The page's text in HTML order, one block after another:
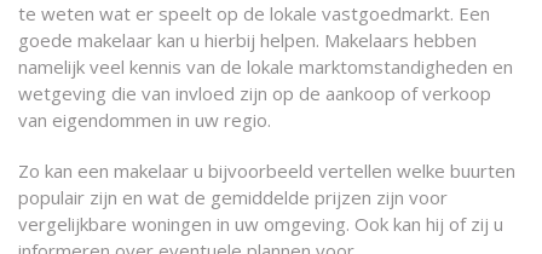
te weten wat er speelt op de lokale vastgoedmarkt. Een
goede makelaar kan u hierbij helpen. Makelaars hebben
namelijk veel kennis van de lokale marktomstandigheden en
wetgeving die van invloed zijn op de aankoop of verkoop
van eigendommen in uw regio.
Zo kan een makelaar u bijvoorbeeld vertellen welke buurten
populair zijn en wat de gemiddelde prijzen zijn voor
vergelijkbare woningen in uw omgeving. Ook kan hij of zij u